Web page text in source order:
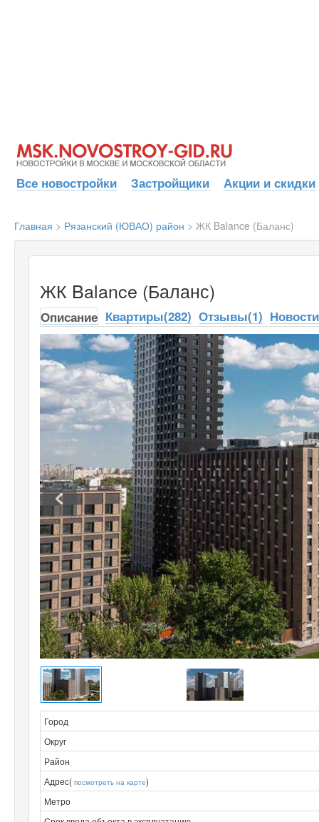
Все новостройки Застройщики Акции и скидки
Главная > Рязанский (ЮВАО) район > ЖК Balance (Баланс)
ЖК Balance (Баланс)
Описание Квартиры(282) Отзывы(1)
Город
Округ
Район
Адрес( посмотреть на карте)
Метро